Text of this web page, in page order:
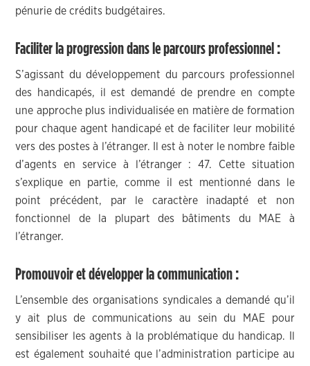
pénurie de crédits budgétaires.
Faciliter la progression dans le parcours professionnel :
S’agissant du développement du parcours professionnel
des handicapés, il est demandé de prendre en compte
une approche plus individualisée en matière de formation
pour chaque agent handicapé et de faciliter leur mobilité
vers des postes à l’étranger. Il est à noter le nombre faible
d’agents en service à l’étranger : 47. Cette situation
s’explique en partie, comme il est mentionné dans le
point précédent, par le caractère inadapté et non
fonctionnel de la plupart des bâtiments du MAE à
l’étranger.
Promouvoir et développer la communication :
L’ensemble des organisations syndicales a demandé qu’il
y ait plus de communications au sein du MAE pour
sensibiliser les agents à la problématique du handicap. Il
est également souhaité que l’administration participe au